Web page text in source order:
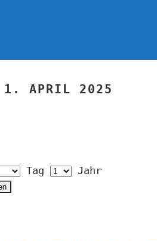
1. APRIL 2025
Tag Jahr